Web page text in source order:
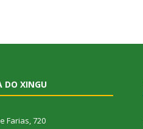
DO XINGU
Farias, 720